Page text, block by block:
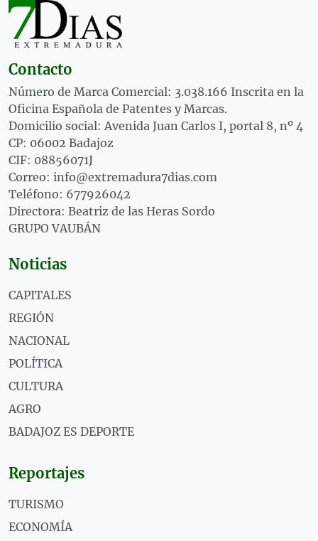
Contacto
Número de Marca Comercial: 3.038.166 Inscrita en la
Oficina Española de Patentes y Marcas.
Domicilio social: Avenida Juan Carlos I, portal 8, nº 4
CP: 06002 Badajoz
CIF: 08856071J
Correo: info@extremadura7dias.com
Teléfono: 677926042
Directora: Beatriz de las Heras Sordo
GRUPO VAUBÁN
Noticias
CAPITALES
REGIÓN
NACIONAL
POLÍTICA
CULTURA
AGRO
BADAJOZ ES DEPORTE
Reportajes
TURISMO
ECONOMÍA